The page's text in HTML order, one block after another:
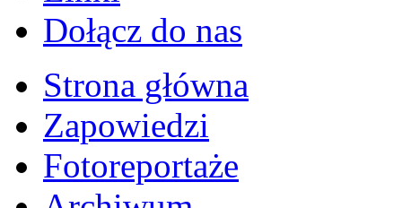
Dołącz do nas
Strona główna
Zapowiedzi
Fotoreportaże